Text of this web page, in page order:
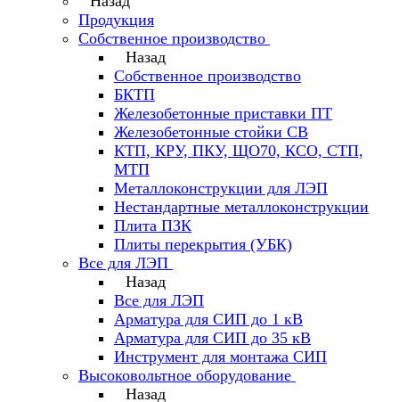
Продукция
Собственное производство
Назад
Собственное производство
БКТП
Железобетонные приставки ПТ
Железобетонные стойки СВ
КТП, КРУ, ПКУ, ЩО70, КСО, СТП,
МТП
Металлоконструкции для ЛЭП
Нестандартные металлоконструкции
Плита ПЗК
Плиты перекрытия (УБК)
Все для ЛЭП
Назад
Все для ЛЭП
Арматура для СИП до 1 кВ
Арматура для СИП до 35 кВ
Инструмент для монтажа СИП
Высоковольтное оборудование
Назад